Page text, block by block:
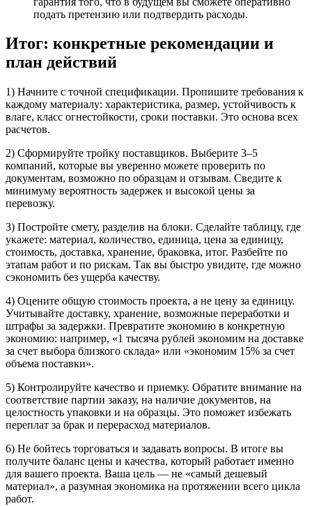
подать претензию или подтвердить расходы.
Итог: конкретные рекомендации и
план действий
1) Начните с точной спецификации. Пропишите требования к
каждому материалу: характеристика, размер, устойчивость к
влаге, класс огнестойкости, сроки поставки. Это основа всех
расчетов.
2) Сформируйте тройку поставщиков. Выберите 3–5
компаний, которые вы уверенно можете проверить по
документам, возможно по образцам и отзывам. Сведите к
минимуму вероятность задержек и высокой цены за
перевозку.
3) Постройте смету, разделив на блоки. Сделайте таблицу, где
укажете: материал, количество, единица, цена за единицу,
стоимость, доставка, хранение, браковка, итог. Разбейте по
этапам работ и по рискам. Так вы быстро увидите, где можно
сэкономить без ущерба качеству.
4) Оцените общую стоимость проекта, а не цену за единицу.
Учитывайте доставку, хранение, возможные переработки и
штрафы за задержки. Превратите экономию в конкретную
экономию: например, «1 тысяча рублей экономим на доставке
за счет выбора близкого склада» или «экономим 15% за счет
объема поставки».
5) Контролируйте качество и приемку. Обратите внимание на
соответствие партии заказу, на наличие документов, на
целостность упаковки и на образцы. Это поможет избежать
переплат за брак и перерасход материалов.
6) Не бойтесь торговаться и задавать вопросы. В итоге вы
получите баланс цены и качества, который работает именно
для вашего проекта. Ваша цель — не «самый дешевый
материал», а разумная экономика на протяжении всего цикла
работ.